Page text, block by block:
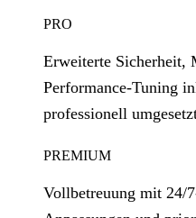
PRO
Erweiterte Sicherheit,
Performance‑Tuning
professionell
PREMIUM
Vollbetreuung mit 24/